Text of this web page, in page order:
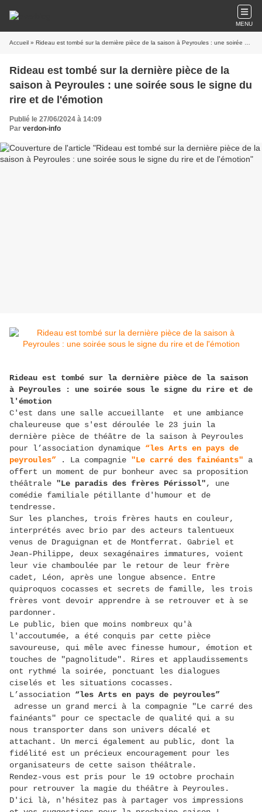
MENU
Accueil » Rideau est tombé sur la dernière pièce de la saison à Peyroules : une soirée sous le signe du rire et de l'émotion
Rideau est tombé sur la dernière pièce de la
saison à Peyroules : une soirée sous le signe du
rire et de l'émotion
Publié le 27/06/2024 à 14:09
Par verdon-info
Rideau est tombé sur la dernière pièce de la saison
à Peyroules : une soirée sous le signe du rire et de
l'émotion
C'est dans une salle accueillante et une ambiance
chaleureuse que s'est déroulée le 23 juin la
dernière pièce de théâtre de la saison à Peyroules
pour l’association dynamique “les Arts en pays de
peyroules”
. La compagnie "Le carré des fainéants" a
offert un moment de pur bonheur avec sa proposition
théâtrale "Le paradis des frères Périssol", une
comédie familiale pétillante d'humour et de
tendresse.
Sur les planches, trois frères hauts en couleur,
interprétés avec brio par des acteurs talentueux
venus de Draguignan et de Montferrat. Gabriel et
Jean-Philippe, deux sexagénaires immatures, voient
leur vie chamboulée par le retour de leur frère
cadet, Léon, après une longue absence. Entre
quiproquos cocasses et secrets de famille, les trois
frères vont devoir apprendre à se retrouver et à se
pardonner.
Le public, bien que moins nombreux qu'à
l'accoutumée, a été conquis par cette pièce
savoureuse, qui mêle avec finesse humour, émotion et
touches de "pagnolitude". Rires et applaudissements
ont rythmé la soirée, ponctuant les dialogues
ciselés et les situations cocasses.
L’association “les Arts en pays de peyroules”
adresse un grand merci à la compagnie "Le carré des
fainéants" pour ce spectacle de qualité qui a su
nous transporter dans son univers décalé et
attachant. Un merci également au public, dont la
fidélité est un précieux encouragement pour les
organisateurs de cette saison théâtrale.
Rendez-vous est pris pour le 19 octobre prochain
pour retrouver la magie du théâtre à Peyroules.
D'ici là, n'hésitez pas à partager vos impressions